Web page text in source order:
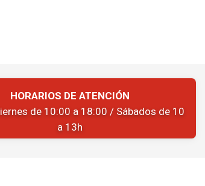
HORARIOS DE ATENCIÓN
de 10:00 a 18:00 / Sábados de 10
a 13h